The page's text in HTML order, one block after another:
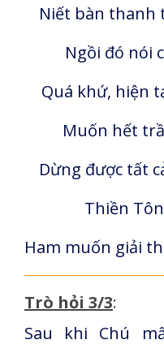
Niết bàn thanh
Ngồi đó nói
Quá khứ, hiện
Muốn hết
Dừng được tất
Thiền
Ham muốn giải
Trò hỏi 3/3:
Sau khi Chú